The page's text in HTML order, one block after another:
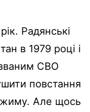
Радянські
в 1979 році і
званим СВО
повстання
Але щось